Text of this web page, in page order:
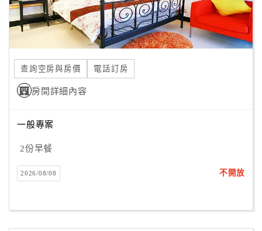
理
會
員
帳
戶
服
絡
查詢空房與房價 電話訂房
房間詳細內容
一般專案
2份早餐
2026/08/08 不開放